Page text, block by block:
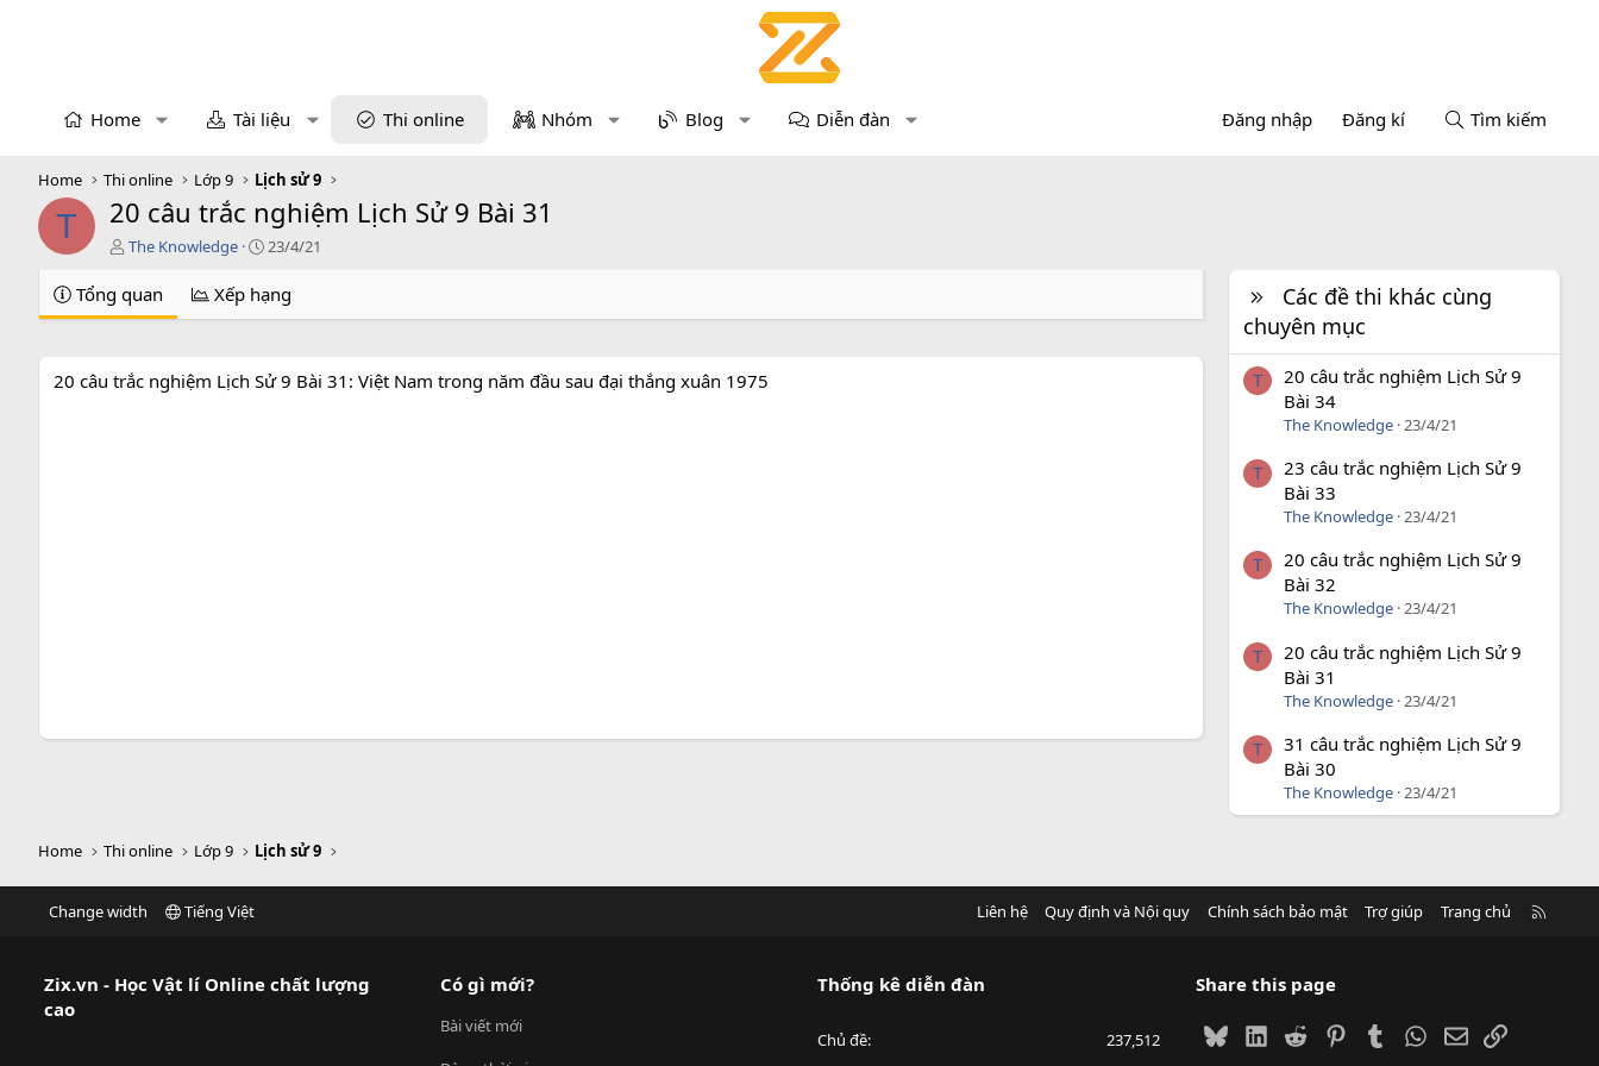
Home Tài liệu Thi online Nhóm Blog Diễn đàn Đăng nhập Đăng kí Tìm kiếm
Home Thi online Lớp 9 Lịch sử 9
T 20 câu trắc nghiệm Lịch Sử 9 Bài 31
T
c
g
The Knowledge
C
e
o
23/4/21
Tổng quan Xếp hạng
20 câu trắc nghiệm Lịch Sử 9 Bài 31: Việt Nam trong năm đầu sau đại thắng xuân 1975
Các đề thi khác cùng
chuyên mục
T
20 câu trắc nghiệm Lịch Sử 9
Bài 34
The Knowledge 23/4/21
T
23 câu trắc nghiệm Lịch Sử 9
Bài 33
The Knowledge 23/4/21
T
20 câu trắc nghiệm Lịch Sử 9
Bài 32
The Knowledge 23/4/21
T
20 câu trắc nghiệm Lịch Sử 9
Bài 31
The Knowledge 23/4/21
T
31 câu trắc nghiệm Lịch Sử 9
Bài 30
The Knowledge 23/4/21
Home Thi online Lớp 9 Lịch sử 9
Change width Tiếng Việt Liên hệ Quy định và Nội quy Chính sách bảo mật Trợ giúp Trang chủ
Zix.vn - Học Vật lí Online chất lượng
cao
Có gì mới?
Bài viết mới
Thống kê diễn đàn
Chủ đề 237,512
Share this page
BlueskyLinkedIn
Reddit PinterestTumblrWhatsApp
EmailLink